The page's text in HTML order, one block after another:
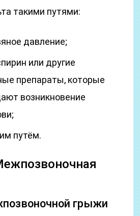
такими путями:
давление;
или другие
препараты, которые
возникновение
путём.
грыжи